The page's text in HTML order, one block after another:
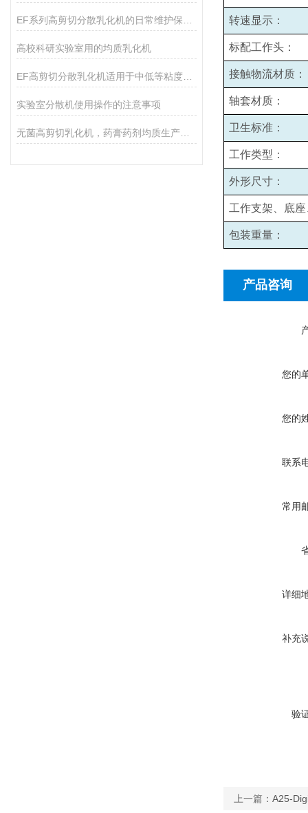
高校科研实验室用的均质乳化机
实验室分散机使用操作的注意事项
转速显示：
标配工作头：
接触物流材质：
轴套材质：
卫生标准：
工作类型：
外形尺寸：
工作支架、底
包装重量：
产品咨询
您的
您的
联系
常用
详细
补充
验
上一篇： A25-